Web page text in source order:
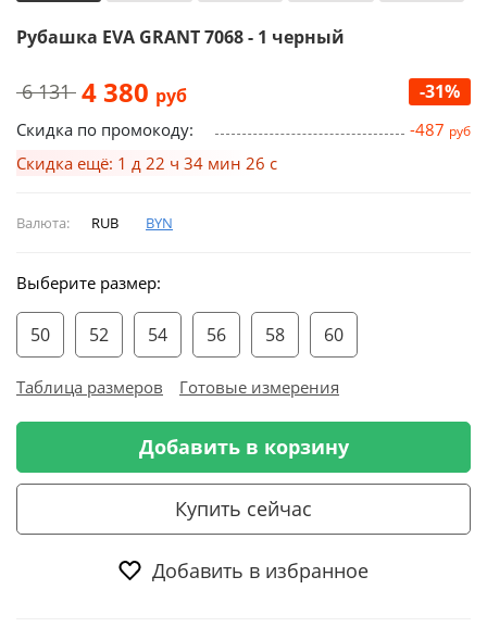
Рубашка EVA GRANT 7068 - 1 черный
6 131 4 380 руб -31%
Скидка по промокоду: -487 руб
Скидка ещё: 1 д 22 ч 34 мин 26 с
Валюта: RUB BYN
Выберите размер:
50 52 54 56 58 60
Таблица размеров Готовые измерения
Добавить в корзину
Купить сейчас
Добавить в избранное